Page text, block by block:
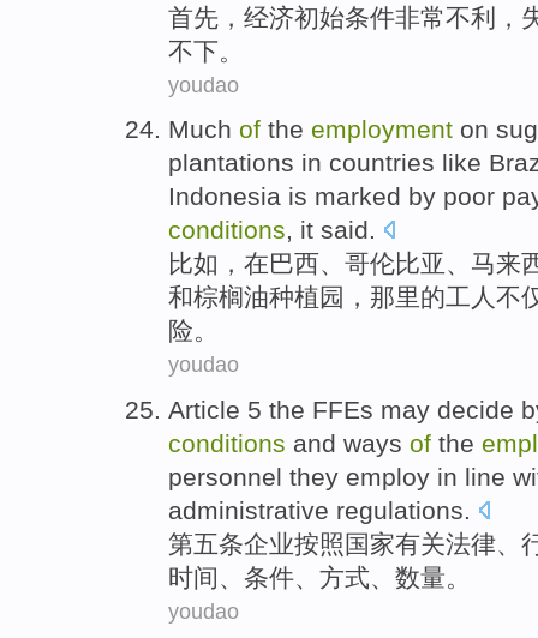
首先 ， 经济初始条件非常不利 ，
不下 。
youdao
Much of the employment on
plantations in countries like
Indonesia is marked by poor
conditions, it said.
比如 ， 在巴西、 哥伦比亚、 马来
和棕榈油种植园 ，那里的工人不
险。
youdao
Article 5 the FFEs may decide
conditions and ways of the
personnel they employ in line
administrative regulations.
第五条企业按照 国家有关法律、
时间、 条件、 方式、 数量。
youdao